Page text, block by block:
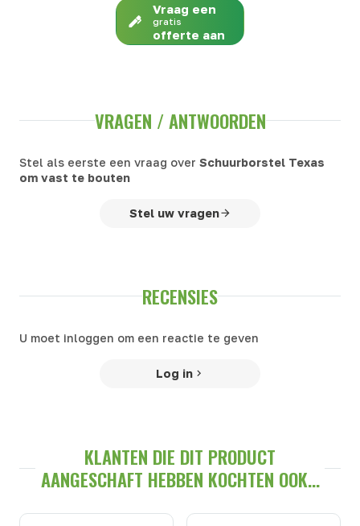
Vraag een
gratis
offerte aan
VRAGEN / ANTWOORDEN
Stel als eerste een vraag over Schuurborstel Texas
om vast te bouten
Stel uw vragen
RECENSIES
U moet inloggen om een reactie te geven
Log in
KLANTEN DIE DIT PRODUCT
AANGESCHAFT HEBBEN KOCHTEN OOK...